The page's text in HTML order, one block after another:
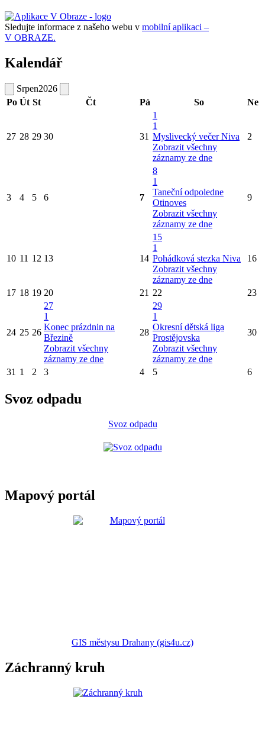
Sledujte informace z našeho webu v mobilní aplikaci –
V OBRAZE.
Kalendář
Srpen2026
Po Út St Čt Pá So Ne
27 28 29 30 31
1
1
Myslivecký večer Niva
Zobrazit všechny
záznamy ze dne
2
3 4 5 6 7
8
1
Taneční odpoledne
Otinoves
Zobrazit všechny
záznamy ze dne
9
10 11 12 13 14
15
1
Pohádková stezka Niva
Zobrazit všechny
záznamy ze dne
16
17 18 19 20 21 22 23
24 25 26
27
1
Konec prázdnin na
Březině
Zobrazit všechny
záznamy ze dne
28
29
1
Okresní dětská liga
Prostějovska
Zobrazit všechny
záznamy ze dne
30
31 1 2 3 4 5 6
Svoz odpadu
Svoz odpadu
Mapový portál
GIS městysu Drahany (gis4u.cz)
Záchranný kruh